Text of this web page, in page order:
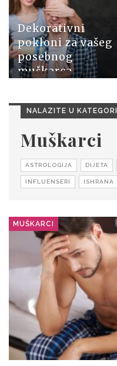
Dekorativni
pokloni za vašeg
posebnog
muškarca
NALAZITE U
Muškarci
ASTROLOGIJA DIJETA
INFLUENSERI ISHRANA
MUŠKARCI